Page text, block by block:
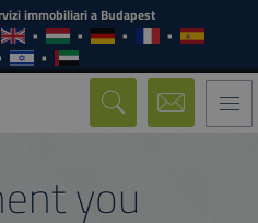
immobiliari a Budapest
you